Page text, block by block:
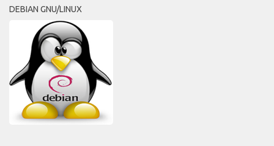
DEBIAN GNU/LINUX